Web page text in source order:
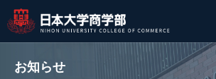
お知らせ